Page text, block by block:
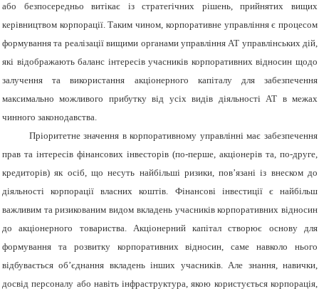
або безпосередньо витікає із стратегічних рішень, прийнятих вищих
керівництвом корпорації. Таким чином, корпоративне управління є процесом
формування та реалізації вищими органами управління АТ управлінських дій,
які відображають баланс інтересів учасників корпоративних відносин щодо
залучення та використання акціонерного капіталу для забезпечення
максимально можливого прибутку від усіх видів діяльності АТ в межах
чинного законодавства.
Пріоритетне значення в корпоративному управлінні має забезпечення
прав та інтересів фінансових інвесторів (по-перше, акціонерів та, по-друге,
кредиторів) як осіб, що несуть найбільші ризики, пов’язані із внеском до
діяльності корпорації власних коштів. Фінансові інвестиції є найбільш
важливим та ризикованим видом вкладень учасників корпоративних відносин
до акціонерного товариства. Акціонерний капітал створює основу для
формування та розвитку корпоративних відносин, саме навколо нього
відбувається об’єднання вкладень інших учасників. Але знання, навички,
досвід персоналу або навіть інфраструктура, якою користується корпорація,